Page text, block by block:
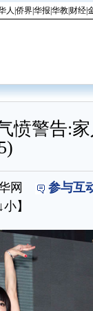
人 侨界|华报 华教| 财经|
愤警告:
网
参与互
↓小】